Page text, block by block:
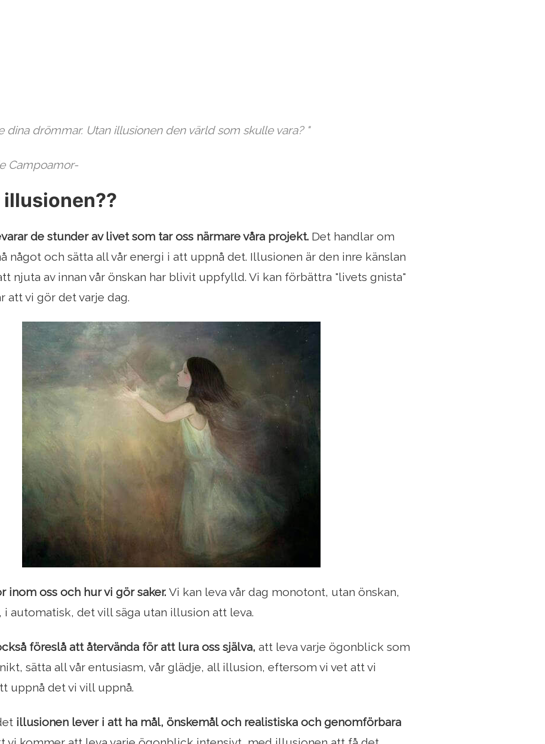
dina drömmar. Utan illusionen den värld som skulle vara? "
Campoamor-
illusionen??
de stunder av livet som tar oss närmare våra projekt. Det handlar om
något och sätta all vår energi i att uppnå det. Illusionen är den inre känslan
njuta av innan vår önskan har blivit uppfylld. Vi kan förbättra "livets gnista"
att vi gör det varje dag.
inom oss och hur vi gör saker. Vi kan leva vår dag monotont, utan önskan,
i automatisk, det vill säga utan illusion att leva.
föreslå att återvända för att lura oss själva, att leva varje ögonblick som
sätta all vår entusiasm, vår glädje, all illusion, eftersom vi vet att vi
uppnå det vi vill uppnå.
illusionen lever i att ha mål, önskemål och realistiska och genomförbara